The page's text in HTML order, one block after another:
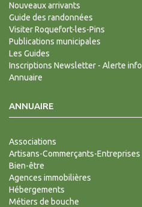
Nouveaux arrivants
Guide des randonnées
Visiter Roquefort-les-Pins
Publications municipales
Les Guides
Inscriptions Newsletter - Alerte info
Annuaire
ANNUAIRE
Associations
Artisans-Commerçants-Entreprises
Bien-être
Agences immobilières
Hébergements
Métiers de bouche